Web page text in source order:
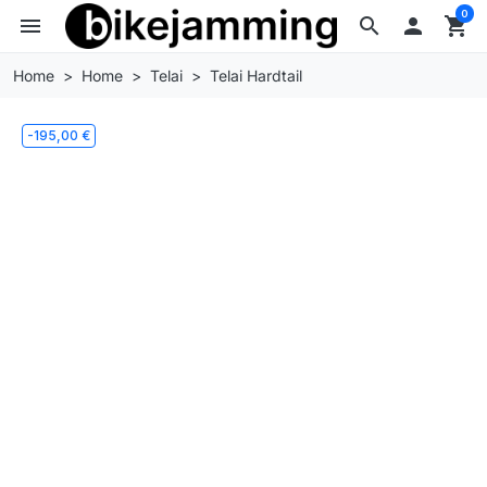
search
menu  shopping_cart
0
Home Home Telai Telai Hardtail
-195,00 €